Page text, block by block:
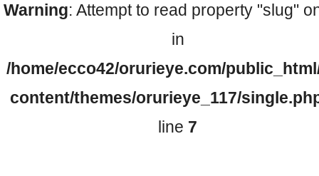
Warning: Attempt to read property "slug"
in
/home/ecco42/orurieye.com/
content/themes/orurieye_117/
line 7
ご予約について